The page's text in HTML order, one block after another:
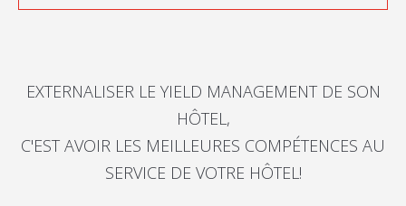
EXTERNALISER LE YIELD MANAGEMENT DE SON
HÔTEL,
C'EST AVOIR LES MEILLEURES COMPÉTENCES AU
SERVICE DE VOTRE HÔTEL!